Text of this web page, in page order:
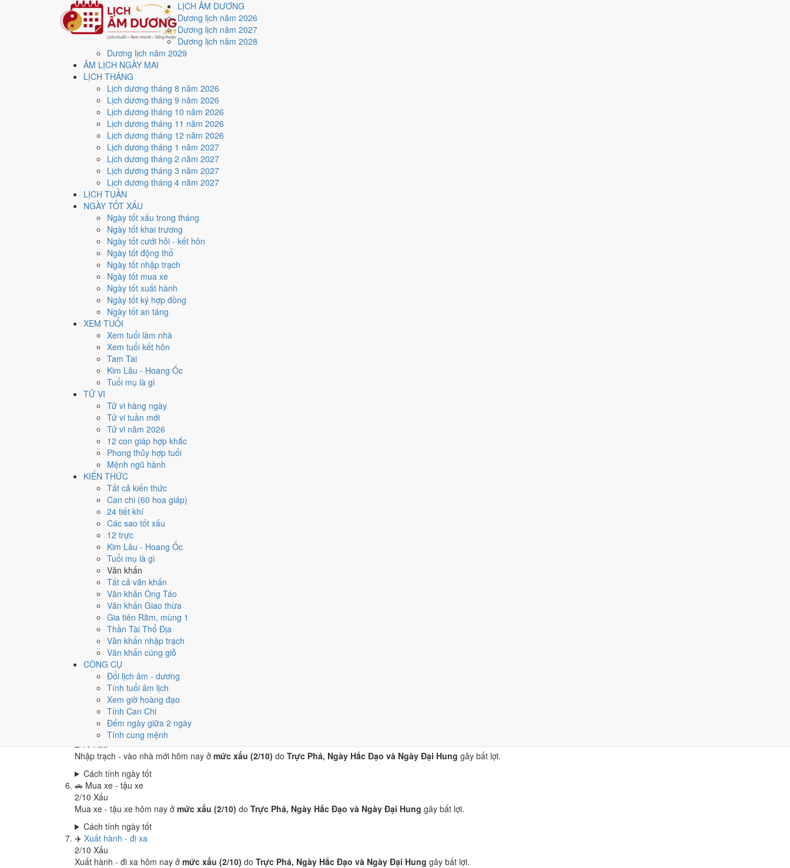
LỊCH ÂM DƯƠNG
Dương lịch năm 2026
Dương lịch năm 2027
Dương lịch năm 2028
Dương lịch năm 2029
ÂM LỊCH NGÀY MAI
LỊCH THÁNG
Lịch dương tháng 8 năm 2026
Lịch dương tháng 9 năm 2026
Lịch dương tháng 10 năm 2026
Lịch dương tháng 11 năm 2026
Lịch dương tháng 12 năm 2026
Lịch dương tháng 1 năm 2027
Lịch dương tháng 2 năm 2027
Lịch dương tháng 3 năm 2027
Lịch dương tháng 4 năm 2027
LỊCH TUẦN
NGÀY TỐT XẤU
Ngày tốt xấu trong tháng
Ngày tốt khai trương
Ngày tốt cưới hỏi - kết hôn
Ngày tốt động thổ
Ngày tốt nhập trạch
Ngày tốt mua xe
Ngày tốt xuất hành
Ngày tốt ký hợp đồng
Ngày tốt an táng
XEM TUỔI
Xem tuổi làm nhà
Xem tuổi kết hôn
Tam Tai
Kim Lâu - Hoang Ốc
Tuổi mụ là gì
TỬ VI
Tử vi hàng ngày
Tử vi tuần mới
Tử vi năm 2026
12 con giáp hợp khắc
Phong thủy hợp tuổi
Mệnh ngũ hành
KIẾN THỨC
Tất cả kiến thức
Can chi (60 hoa giáp)
24 tiết khí
Các sao tốt xấu
12 trực
Kim Lâu - Hoang Ốc
Tuổi mụ là gì
Văn khấn
Tất cả văn khấn
Văn khấn Ông Táo
Văn khấn Giao thừa
Gia tiên Rằm, mùng 1
Thần Tài Thổ Địa
Văn khấn nhập trạch
Văn khấn cúng giỗ
CÔNG CỤ
Đổi lịch âm - dương
Tính tuổi âm lịch
Xem giờ hoàng đạo
Tính Can Chi
Đếm ngày giữa 2 ngày
Tính cung mệnh
Trang chủ
Lịch năm 2027
Tháng 12/2027
Ngày 30/12/2027 (Quý Mùi)
Xem ngày30/12/2027
Ngày 30/12/2027 dương lịch (Thứ Năm) là ngày 3/12/2027 âm lịch
với điểm trung bình 2.0/10 cho các việc quan trọng. Giờ Hoàng Đạo trong ngày:
Ngày Dương
Thứ Năm
Tháng 12 năm 2027
Tháng 12 âm năm 2027
Quý Mùi
Ngày Quý Mùi có Trực
hỏi, khai trương, động thổ.
Hợi, Mão, Ngọ hợp ngày; tuổi
Ngày 30/12/2027 chỉ đạt2.0/10 cho việc trọng đại. Có
Ngày 30/12/2027 tốt hay xấu cho việc gì?
Ngày 30/12/2027 đạt 2.0/10trung bình cho 7 việc chính: cao nhất là
và gặp Sao Huyền Vũ hắc đạo nên điểm từng việc chênh nhau như bảng dưới.
Cưới hỏi - đính hôn
Xấu
Cưới hỏi - đính hôn hôm nay ở
Cách tính ngày tốt
Khai trương - mở cửa hàng
Xấu
Khai trương - mở cửa hàng hôm nay ở
Cách tính ngày tốt
Ký hợp đồng - giao ước
Xấu
Ký hợp đồng - giao ước hôm nay ở
Cách tính ngày tốt
Động thổ - khởi công
Xấu
Động thổ - khởi công hôm nay ở
Cách tính ngày tốt
Nhập trạch - vào nhà mới
2/10Xấu
Nhập trạch - vào nhà mới hôm nay ở mức xấu (2/10) do Trực Phá, Ngày Hắc Đạo và Ngày Đại Hung gây bất lợi.
Cách tính ngày tốt
🚗 Mua xe - tậu xe
2/10 Xấu
Mua xe - tậu xe hôm nay ở mức xấu (2/10) do Trực Phá, Ngày Hắc Đạo và Ngày Đại Hung gây bất lợi.
Cách tính ngày tốt
✈️ Xuất hành - đi xa
2/10 Xấu
Xuất hành - đi xa hôm nay ở mức xấu (2/10) do Trực Phá, Ngày Hắc Đạo và Ngày Đại Hung gây bất lợi.